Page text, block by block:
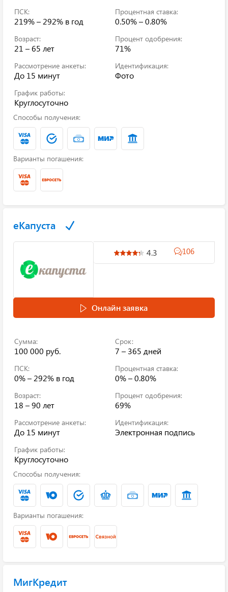
ПСК:
219% – 292% в год
Процентная ставка:
0.50% – 0.80%
Возраст:
21 – 65 лет
Процент одобрения:
71%
Рассмотрение анкеты:
До 15 минут
Идентификация:
Фото
График работы:
Круглосуточно
Способы получения:
Варианты погашения:
еКапуста
4.3 106
Онлайн заявка
Сумма:
100 000 руб.
Срок:
7 – 365 дней
ПСК:
0% – 292% в год
Процентная ставка:
0% – 0.80%
Возраст:
18 – 90 лет
Процент одобрения:
69%
Рассмотрение анкеты:
До 15 минут
Идентификация:
Электронная подпись
График работы:
Круглосуточно
Способы получения:
Варианты погашения:
МигКредит